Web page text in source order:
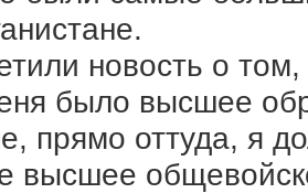
новость о
было высшее
прямо оттуда, я
высшее